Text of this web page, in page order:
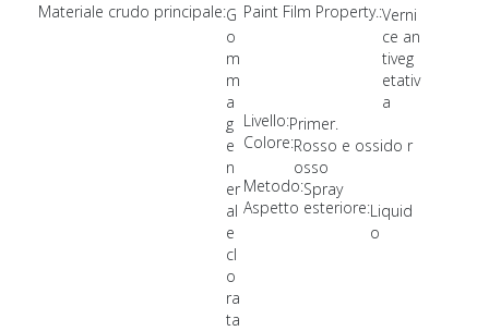
Materiale crudo principale:G
o
m
m
a
g
e
n
er
al
e
cl
o
ra
ta
Paint Film Property.:Verni
ce an
tiveg
etativ
a
Livello:Primer.
Colore:Rosso e ossido r
osso
Metodo:Spray
Aspetto esteriore:Liquid
o